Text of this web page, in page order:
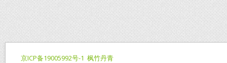
京ICP备19005992号-1 枫竹丹青